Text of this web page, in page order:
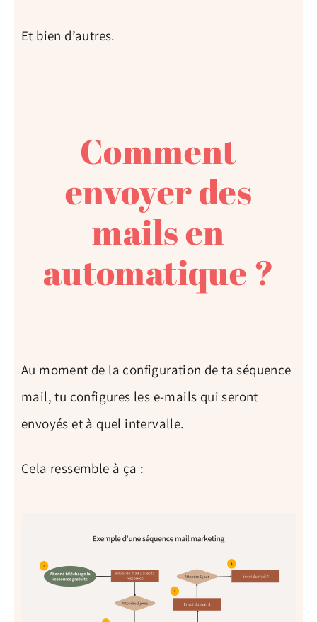
Et bien d’autres.
Comment
envoyer des
mails en
automatique ?
Au moment de la configuration de ta séquence
mail, tu configures les e-mails qui seront
envoyés et à quel intervalle.
Cela ressemble à ça :